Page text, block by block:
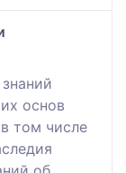
основ
том числе